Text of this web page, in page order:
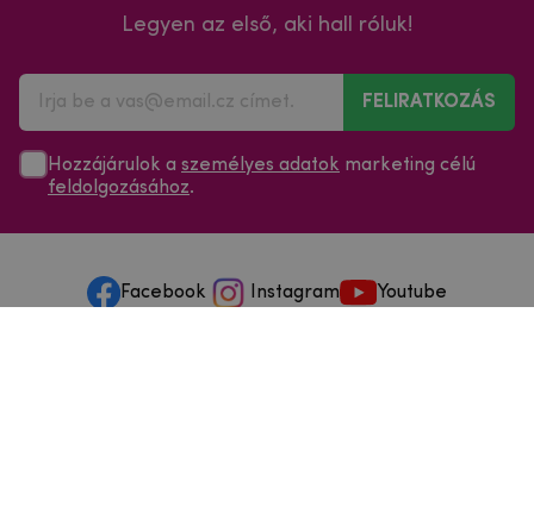
Legyen az első, aki hall róluk!
FELIRATKOZÁS
Hozzájárulok a személyes adatok marketing célú
feldolgozásához.
Facebook Instagram Youtube